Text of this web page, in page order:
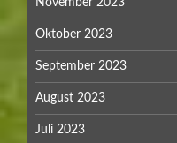
November 2023
Oktober 2023
September 2023
August 2023
Juli 2023